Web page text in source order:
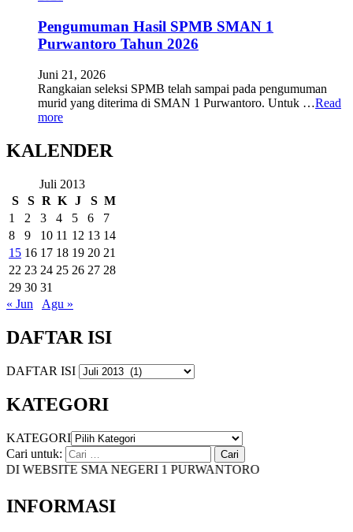
Pengumuman Hasil SPMB SMAN 1
Purwantoro Tahun 2026
Juni 21, 2026
Rangkaian seleksi SPMB telah sampai pada pengumuman
murid yang diterima di SMAN 1 Purwantoro. Untuk …Read
more
KALENDER
Juli 2013
S
S R K J S M
1
2 3 4 5 6
7
8
9 10 11 12 13 14
15 16 17 18 19 20 21
22 23 24 25 26 27 28
29 30 31
« Jun
Agu »
DAFTAR ISI
DAFTAR ISI
KATEGORI
KATEGORI
Cari untuk:
SMA NEGERI 1 PURWANTORO
INFORMASI